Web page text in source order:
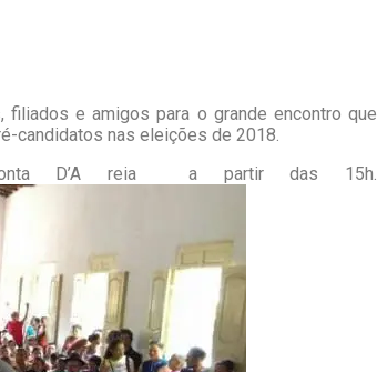
filiados e amigos para o grande encontro que
candidatos nas eleições de 2018.
D’A reia a partir das 15h.